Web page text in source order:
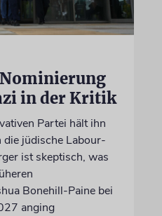
in der Kritik
Partei hält ihn
jüdische Labour-
ist skeptisch, was
Bonehill-Paine bei
anging